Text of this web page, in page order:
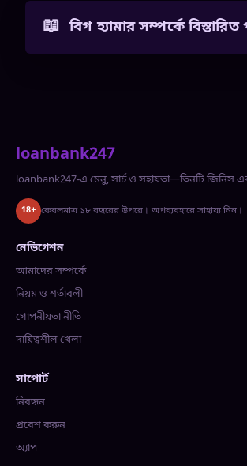
বিগ হ্যামার সম্পর্কে
loanbank247
loanbank247-এ মেনু, সার্চ ও সহায়তা—তিনটি জিনিস এক
18+ কেবলমাত্র ১৮ বছরের উপরে। অপব্যবহারে সাহায্য নিন।
নেভিগেশন
আমাদের সম্পর্কে
নিয়ম ও শর্তাবলী
গোপনীয়তা নীতি
দায়িত্বশীল খেলা
সাপোর্ট
নিবন্ধন
প্রবেশ করুন
অ্যাপ